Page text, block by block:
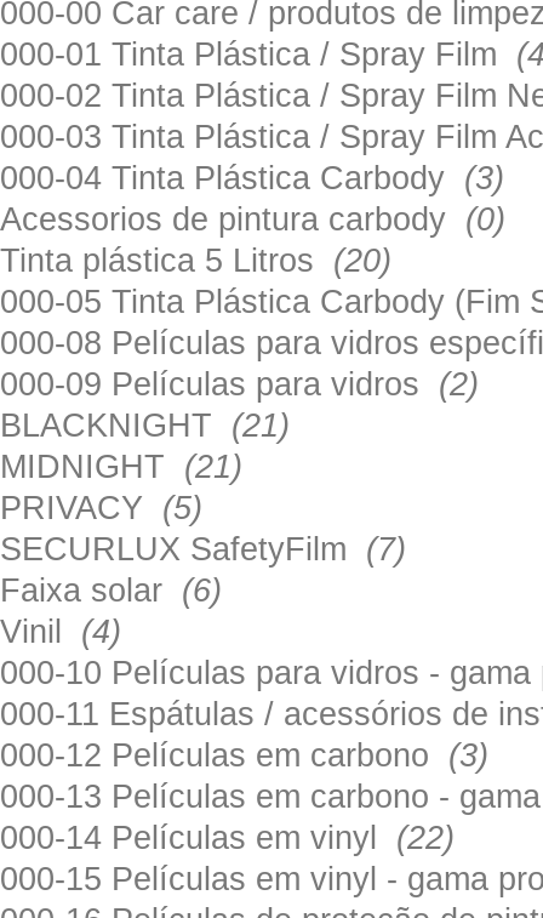
000-00 Car care / produtos de
000-01 Tinta Plástica / Spray Film
000-02 Tinta Plástica / Spray Film
000-03 Tinta Plástica / Spray Film
000-04 Tinta Plástica Carbody (3)
Acessorios de pintura carbody (0)
Tinta plástica 5 Litros (20)
000-05 Tinta Plástica Carbody
000-08 Películas para vidros
000-09 Películas para vidros (2)
BLACKNIGHT (21)
MIDNIGHT (21)
PRIVACY (5)
SECURLUX SafetyFilm (7)
Faixa solar (6)
Vinil (4)
000-10 Películas para vidros -
000-11 Espátulas / acessórios de
000-12 Películas em carbono (3)
000-13 Películas em carbono -
000-14 Películas em vinyl (22)
000-15 Películas em vinyl - gama